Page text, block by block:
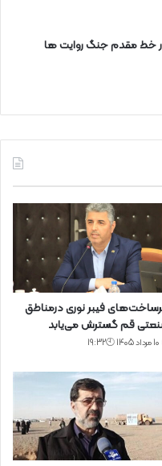
در خط مقدم جنگ روایت ها
فیبر نوری درمناطق
قم گسترش می‌یابد